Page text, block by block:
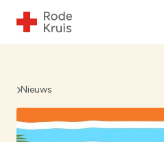
Nieuws